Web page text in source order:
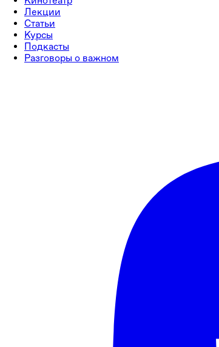
Лекции
Статьи
Курсы
Подкасты
Разговоры о важном